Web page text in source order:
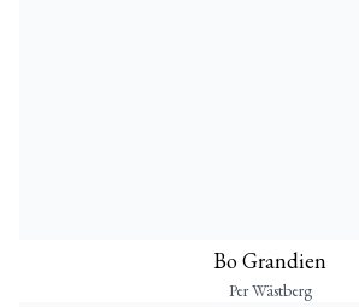
Bo Grandien
Per Wästberg